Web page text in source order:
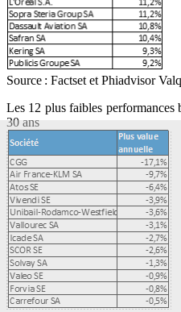
Source : Factset et Phiadvisor
Les 12 plus faibles performances
30 ans